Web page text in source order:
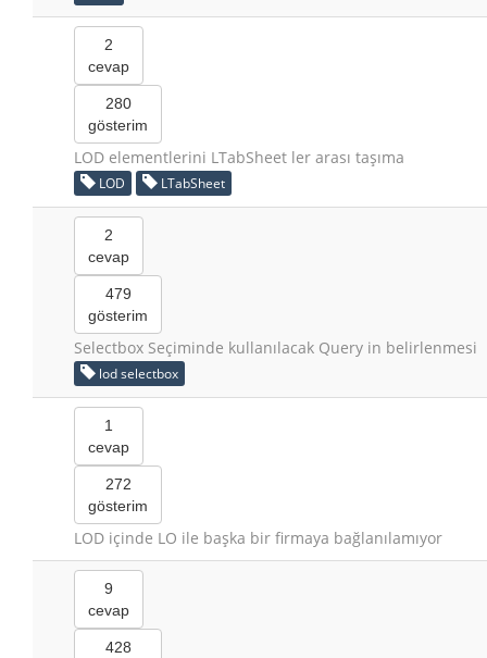
2
cevap
280
gösterim
LOD elementlerini LTabSheet ler arası taşıma
LOD LTabSheet
2
cevap
479
gösterim
Selectbox Seçiminde kullanılacak Query in belirlenmesi
lod selectbox
1
cevap
272
gösterim
LOD içinde LO ile başka bir firmaya bağlanılamıyor
9
cevap
428